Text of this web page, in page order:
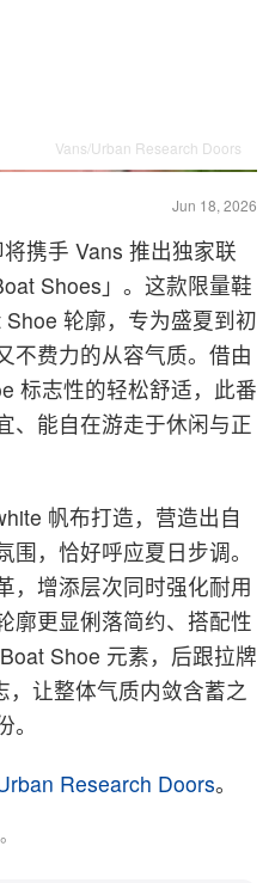
Vans/Urban Research Doors
Jun 18, 2026
携手 Vans 推出独家联
Shoes」。这款限量鞋
轮廓，专为盛夏到初
不费力的从容气质。借由
标志性的轻松舒适，此番
、能自在游走于休闲与正
帆布打造，营造出自
，恰好呼应夏日步调。
，增添层次同时强化耐用
廓更显俐落简约、搭配性
Shoe 元素，后跟拉牌
，让整体气质内敛含蓄之
Research Doors。